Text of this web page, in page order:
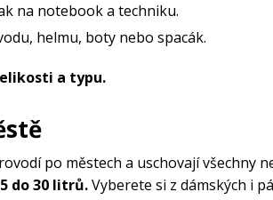
na notebook a techniku.
helmu, boty nebo spacák.
a typu.
po městech a uschovají všechny
do 30 litrů.Vyberete si z dámských i